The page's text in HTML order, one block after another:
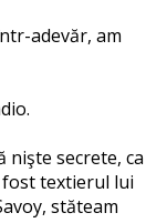
adevăr, am
nişte secrete, ca
fost textierul lui
stăteam